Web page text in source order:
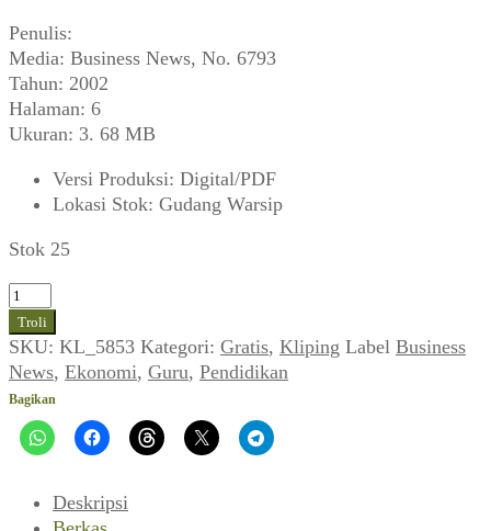
Penulis:
Media: Business News, No. 6793
Tahun: 2002
Halaman: 6
Ukuran: 3. 68 MB
Versi Produksi: Digital/PDF
Lokasi Stok: Gudang Warsip
Stok 25
Kuantitas
Tunjangan
Fungsional
Guru
Naik
50%
Paling
Desember
(Business
Troli
SKU: KL_5853 Kategori: Gratis, Kliping Label Business
News, Ekonomi, Guru, Pendidikan
Bagikan
Deskripsi